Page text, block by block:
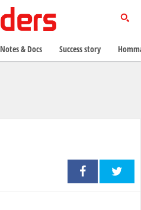
Notes & Docs Success story